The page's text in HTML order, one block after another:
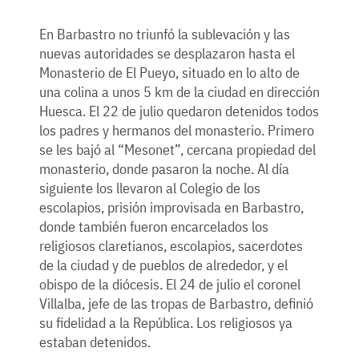
En Barbastro no triunfó la sublevación y las
nuevas autoridades se desplazaron hasta el
Monasterio de El Pueyo, situado en lo alto de
una colina a unos 5 km de la ciudad en dirección
Huesca. El 22 de julio quedaron detenidos todos
los padres y hermanos del monasterio. Primero
se les bajó al “Mesonet”, cercana propiedad del
monasterio, donde pasaron la noche. Al día
siguiente los llevaron al Colegio de los
escolapios, prisión improvisada en Barbastro,
donde también fueron encarcelados los
religiosos claretianos, escolapios, sacerdotes
de la ciudad y de pueblos de alrededor, y el
obispo de la diócesis. El 24 de julio el coronel
Villalba, jefe de las tropas de Barbastro, definió
su fidelidad a la República. Los religiosos ya
estaban detenidos.